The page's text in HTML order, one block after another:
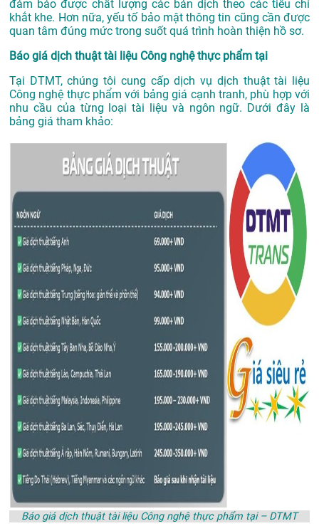
đảm bảo được chất lượng các bản dịch theo các tiêu chí
khắt khe. Hơn nữa, yếu tố bảo mật thông tin cũng cần được
quan tâm đúng mức trong suốt quá trình hoàn thiện hồ sơ.
Báo giá dịch thuật tài liệu Công nghệ thực phẩm tại
Tại DTMT, chúng tôi cung cấp dịch vụ dịch thuật tài liệu
Công nghệ thực phẩm với bảng giá cạnh tranh, phù hợp với
nhu cầu của từng loại tài liệu và ngôn ngữ. Dưới đây là
bảng giá tham khảo:
Báo giá dịch thuật tài liệu Công nghệ thực phẩm tại – DTMT